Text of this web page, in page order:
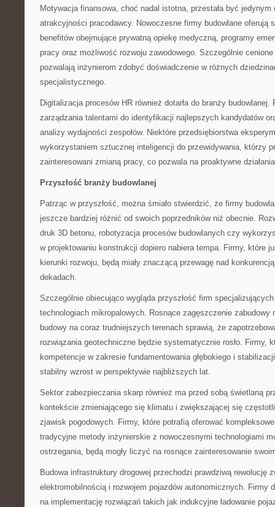
Motywacja finansowa, choć nadal istotna, przestała być
atrakcyjności pracodawcy. Nowoczesne firmy budowlane oferują
benefitów obejmujące prywatną opiekę medyczną, programy
pracy oraz możliwość rozwoju zawodowego. Szczególnie
pozwalają inżynierom zdobyć doświadczenie w różnych
specjalistycznego.
Digitalizacja procesów HR również dotarła do branży
zarządzania talentami do identyfikacji najlepszych kandydatów
analizy wydajności zespołów. Niektóre przedsiębiorstwa
wykorzystaniem sztucznej inteligencji do przewidywania, którzy
zainteresowani zmianą pracy, co pozwala na proaktywne
Przyszłość branży budowlanej
Patrząc w przyszłość, można śmiało stwierdzić, że firmy
jeszcze bardziej różnić od swoich poprzedników niż obecnie.
druk 3D betonu, robotyzacja procesów budowlanych czy
w projektowaniu konstrukcji dopiero nabiera tempa. Firmy, które
kierunki rozwoju, będą miały znaczącą przewagę nad
dekadach.
Szczególnie obiecująco wygląda przyszłość firm
technologiach mikropalowych. Rosnące zagęszczenie zabudowy
budowy na coraz trudniejszych terenach sprawią, że
rozwiązania geotechniczne będzie systematycznie rosło. Firmy,
kompetencje w zakresie fundamentowania głębokiego i
stabilny wzrost w perspektywie najbliższych lat.
Sektor zabezpieczania skarp również ma przed sobą świetlaną
kontekście zmieniającego się klimatu i zwiększającej się
zjawisk pogodowych. Firmy, które potrafią oferować
tradycyjne metody inżynierskie z nowoczesnymi technologiami
ostrzegania, będą mogły liczyć na rosnące zainteresowanie
Budowa infrastruktury drogowej przechodzi prawdziwą rewolucję
elektromobilnością i rozwojem pojazdów autonomicznych. Firmy
na implementację rozwiązań takich jak indukcyjne ładowanie